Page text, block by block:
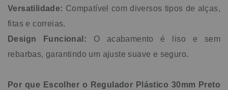
Versatilidade: Compatível com diversos tipos de alças,
fitas e correias.
Design Funcional: O acabamento é liso e sem
rebarbas, garantindo um ajuste suave e seguro.
Por que Escolher o Regulador Plástico 30mm Preto